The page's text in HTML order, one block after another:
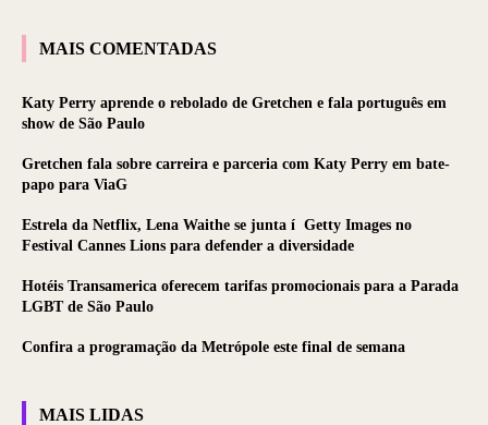
MAIS COMENTADAS
Katy Perry aprende o rebolado de Gretchen e fala português em
show de São Paulo
Gretchen fala sobre carreira e parceria com Katy Perry em bate-
papo para ViaG
Estrela da Netflix, Lena Waithe se junta í Getty Images no
Festival Cannes Lions para defender a diversidade
Hotéis Transamerica oferecem tarifas promocionais para a Parada
LGBT de São Paulo
Confira a programação da Metrópole este final de semana
MAIS LIDAS